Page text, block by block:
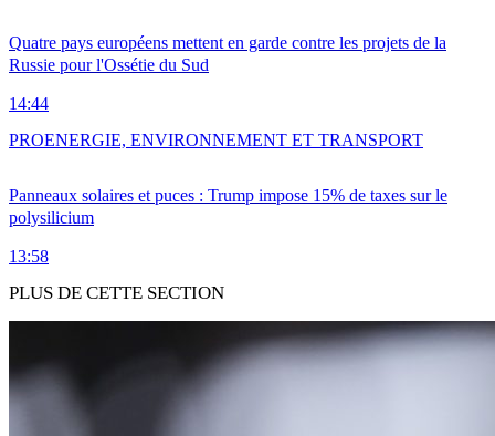
Quatre pays européens mettent en garde contre les projets de la
Russie pour l'Ossétie du Sud
14:44
Panneaux solaires et puces : Trump impose 15% de taxes sur le
polysilicium
13:58
PROENERGIE, ENVIRONNEMENT ET TRANSPORT
PLUS DE CETTE SECTION